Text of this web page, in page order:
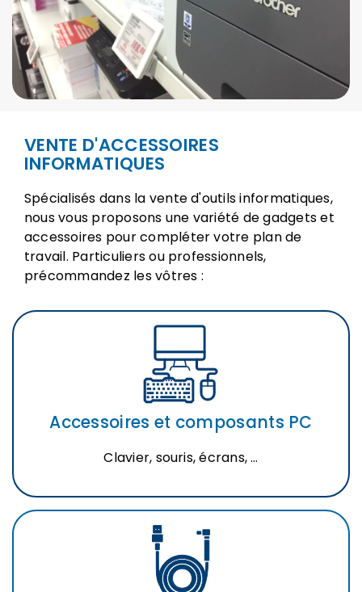
VENTE D'ACCESSOIRES
INFORMATIQUES
Spécialisés dans la vente d'outils informatiques,
nous vous proposons une variété de gadgets et
accessoires pour compléter votre plan de
travail. Particuliers ou professionnels,
précommandez les vôtres :
Accessoires et composants PC
Clavier, souris, écrans, …